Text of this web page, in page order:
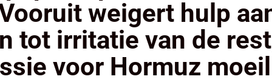
Het Merk België
De Doodgravers van België
weigert hulp
tot irritatie van de
voor Hormuz